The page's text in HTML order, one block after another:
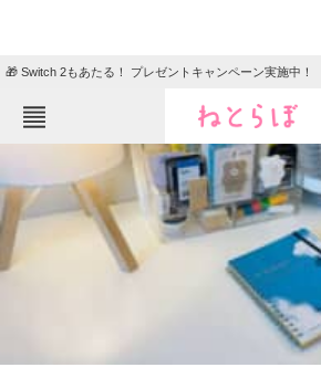
🎁 Switch 2もあたる！ プレゼントキャンペーン実施中！
ねとらぼメニュー
TOP ニュース
エンタメ クイズ
グルメ 地域
教育・育児
リサーチ